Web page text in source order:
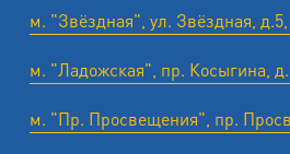
м. "Звёздная", ул. Звёздная,
м. "Ладожская", пр. Косыгина,
м. "Пр. Просвещения", пр.